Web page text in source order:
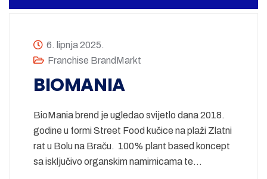
6. lipnja 2025.
Franchise BrandMarkt
BIOMANIA
BioMania brend je ugledao svijetlo dana 2018.
godine u formi Street Food kučice na plaži Zlatni
rat u Bolu na Braču. 100% plant based koncept
sa isključivo organskim namirnicama te…